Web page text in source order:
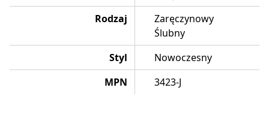
Rodzaj
Zaręczynowy
Ślubny
Styl
Nowoczesny
MPN
3423-J